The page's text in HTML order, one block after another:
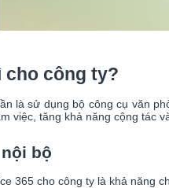
cho công ty?
là sử dụng bộ công cụ văn
việc, tăng khả năng cộng tác
bộ
365 cho công ty là khả năng